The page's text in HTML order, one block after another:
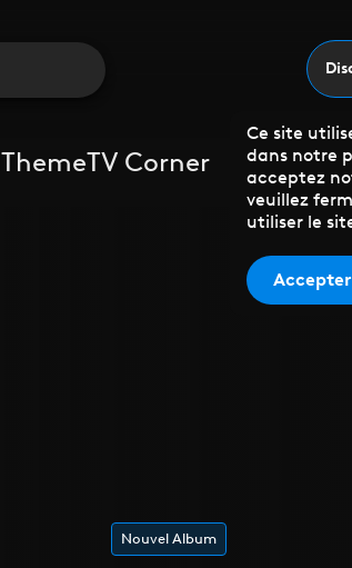
ThemeTV Corner
Playlist de l'été
Ce site
dans notre
acceptez
veuillez
utiliser le